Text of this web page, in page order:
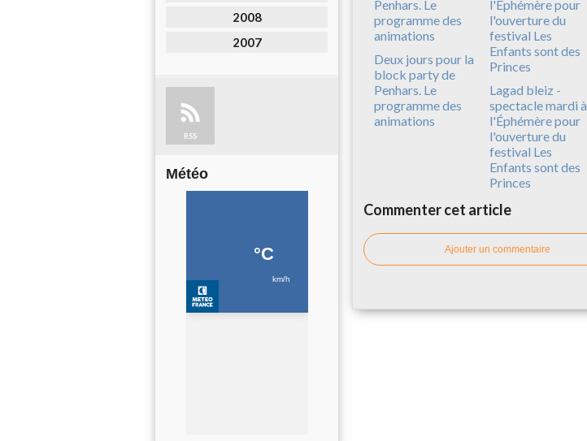
2008
2007
RSS
Météo
Deux jours pour la
block party de
Penhars. Le
programme des
animations
Lagad bleiz -
spectacle mardi à
l'Éphémère pour
l'ouverture du
festival Les
Enfants sont des
Princes
Commenter cet article
Ajouter un commentaire